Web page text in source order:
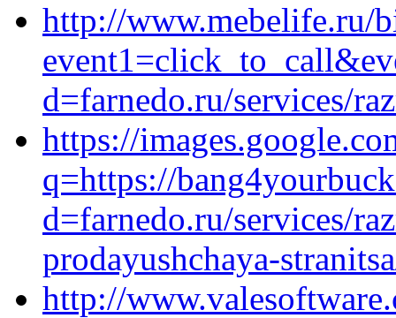
http://www.mebelife.ru/
d=farnedo.ru/services/
https://
q=https://
d=farnedo.ru/services/
prodayushchaya-
http://